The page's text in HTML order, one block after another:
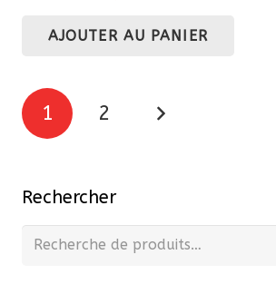
initial
actuel
AJOUTER AU PANIER
Pagination
des
1 2
Rechercher
Recherche